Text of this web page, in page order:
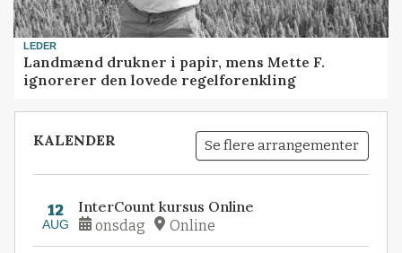
LEDER
Landmænd drukner i papir, mens Mette F.
ignorerer den lovede regelforenkling
KALENDER Se flere arrangementer
12
AUG
InterCount kursus Online
onsdag Online